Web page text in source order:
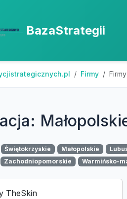
BazaStrategii
Firmy
Świętokrzyskie Małopolskie
Zachodniopomorskie Warmińsko-